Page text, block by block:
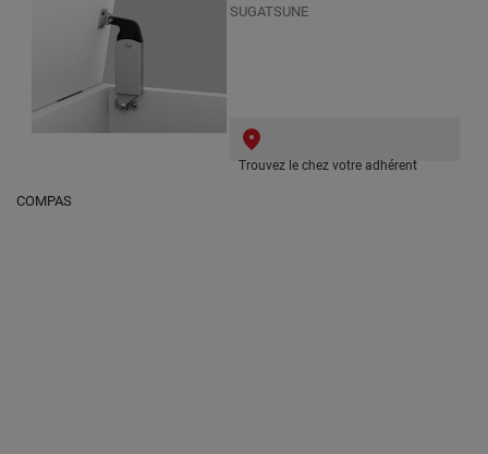
SUGATSUNE
Trouvez le chez votre adhérent
COMPAS